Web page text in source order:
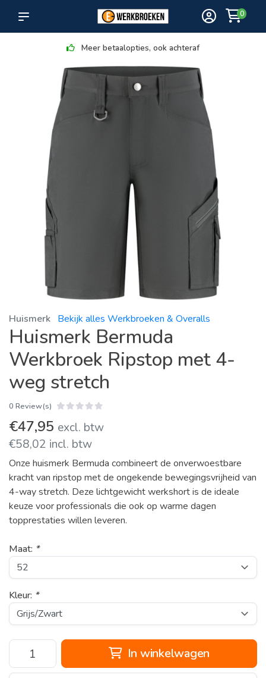
0
Meer betaalopties, ook achteraf
Huismerk Bekijk alles Werkbroeken & Overalls
Huismerk Bermuda
Werkbroek Ripstop met 4-
weg stretch
0 Review(s)
€47,95 excl. btw
€58,02 incl. btw
Onze huismerk Bermuda combineert de onverwoestbare
kracht van ripstop met de ongekende bewegingsvrijheid van
4-way stretch. Deze lichtgewicht werkshort is de ideale
keuze voor professionals die ook op warme dagen
topprestaties willen leveren.
Maat: *
Kleur: *
In winkelwagen